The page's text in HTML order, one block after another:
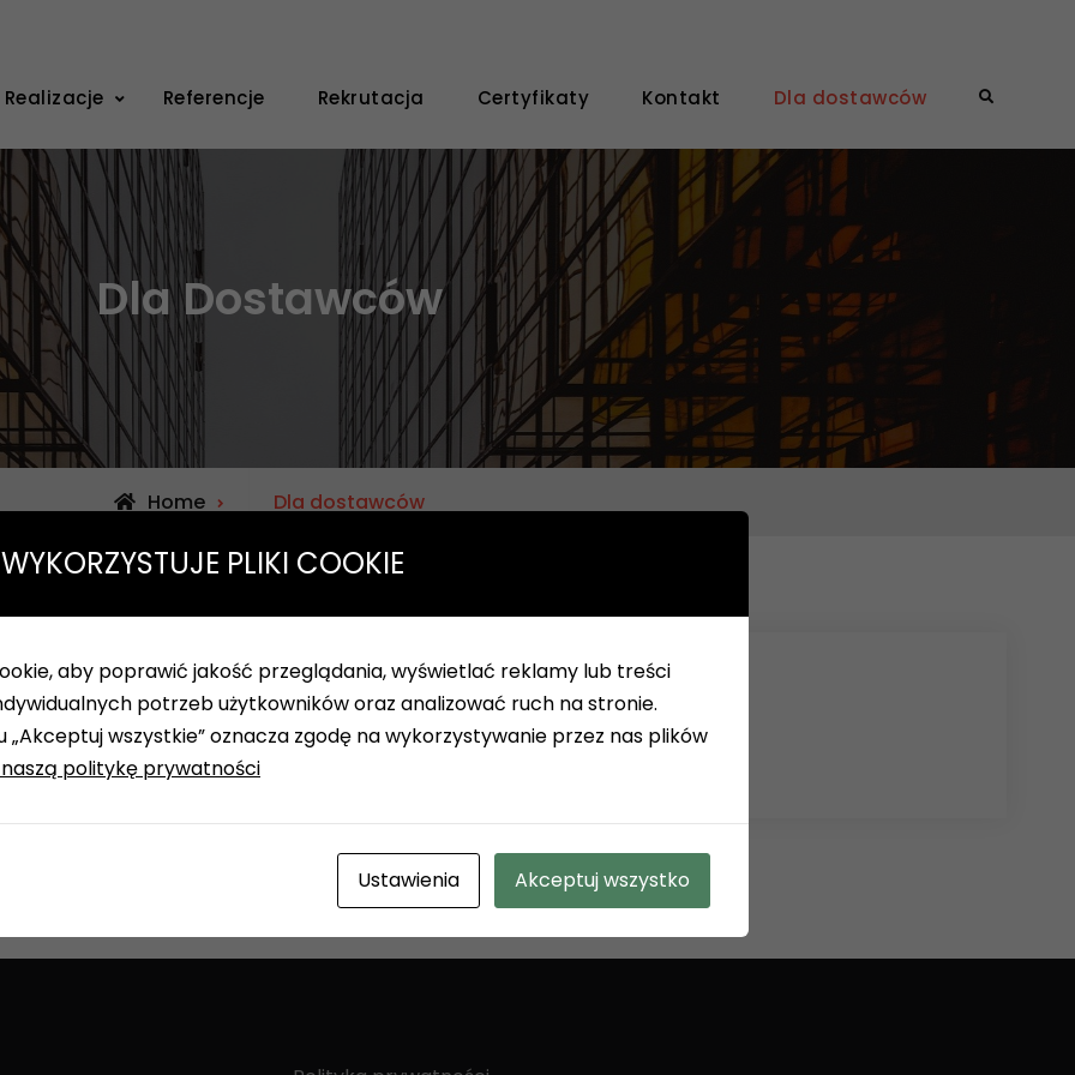
Realizacje Referencje Rekrutacja Certyfikaty Kontakt Dla dostawców Search
Dla Dostawców
Home Dla dostawców
i podwykonawców
PLIKI COOKIE
aby poprawić jakość przeglądania, wyświetlać reklamy lub treści
potrzeb użytkowników oraz analizować ruch na stronie.
„Akceptuj wszystkie” oznacza zgodę na wykorzystywanie przez nas plików
politykę prywatności
Ustawienia Akceptuj wszystko